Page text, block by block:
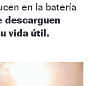
en la batería
descarguen
vida útil.